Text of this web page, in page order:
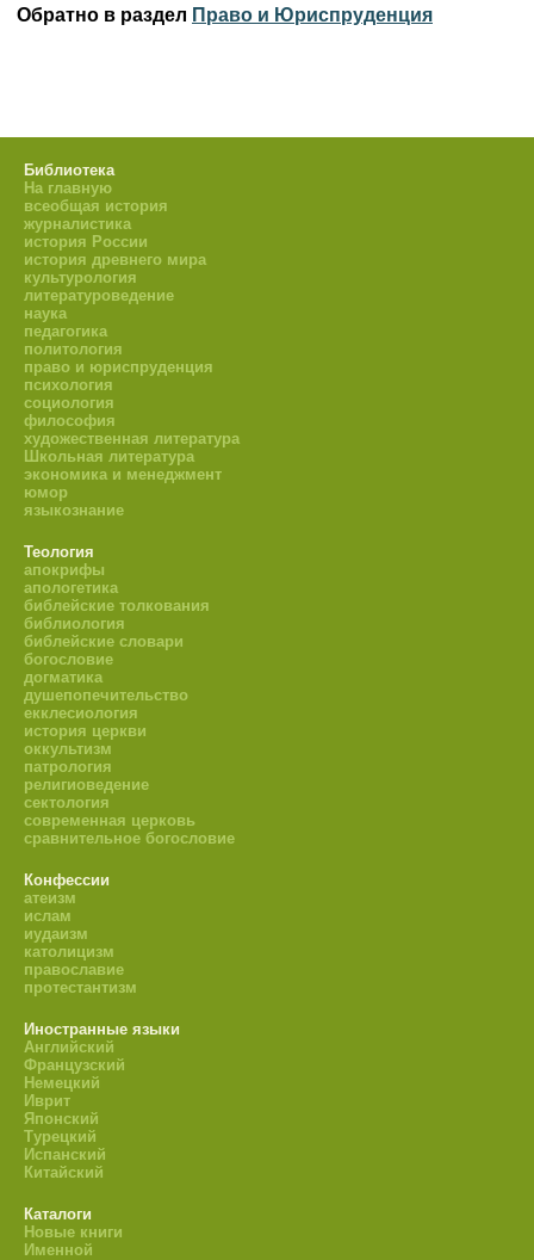
Обратно в раздел Право и Юриспруденция
Библиотека
На главную
всеобщая история
журналистика
история России
история древнего мира
культурология
литературоведение
наука
педагогика
политология
право и юриспруденция
психология
социология
философия
художественная литература
Школьная литература
экономика и менеджмент
юмор
языкознание
Теология
апокрифы
апологетика
библейские толкования
библиология
библейские словари
богословие
догматика
душепопечительство
екклесиология
история церкви
оккультизм
патрология
религиоведение
сектология
современная церковь
сравнительное богословие
Конфессии
атеизм
ислам
иудаизм
католицизм
православие
протестантизм
Иностранные языки
Английский
Французский
Немецкий
Иврит
Японский
Турецкий
Испанский
Китайский
Каталоги
Новые книги
Именной